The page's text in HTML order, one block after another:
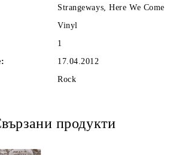
Strangeways, Here We Come
Vinyl
1
17.04.2012
Rock
продукти